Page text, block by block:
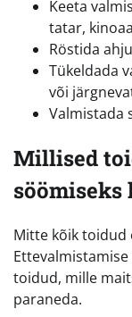
Keeta
tatar,
Röstida
Tükeldada
või
Valmistada
Millised
söömiseks
Mitte kõik toidud
toidud, mille
paraneda.